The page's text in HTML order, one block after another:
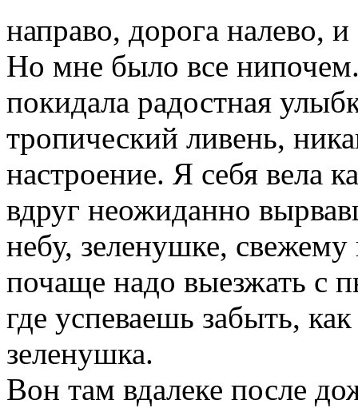
направо, дорога налево,
Но мне было все
покидала радостная
тропический ливень,
настроение. Я себя вела
вдруг неожиданно
небу, зеленушке,
почаще надо выезжать с
где успеваешь забыть,
зеленушка.
Вон там вдалеке после